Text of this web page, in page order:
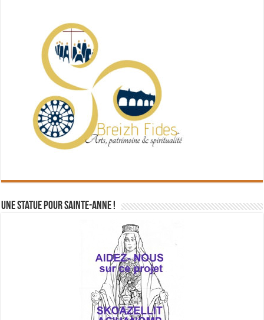
Une statue pour Sainte-Anne !